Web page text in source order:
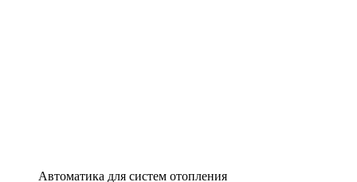
Автоматика для систем отопления